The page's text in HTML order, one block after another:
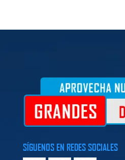
SÍGUENOS EN REDES SOCIALES